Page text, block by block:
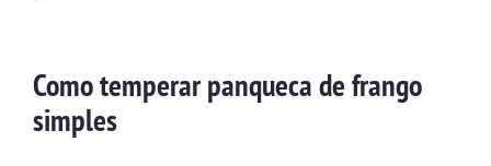
Como temperar panqueca de frango
simples